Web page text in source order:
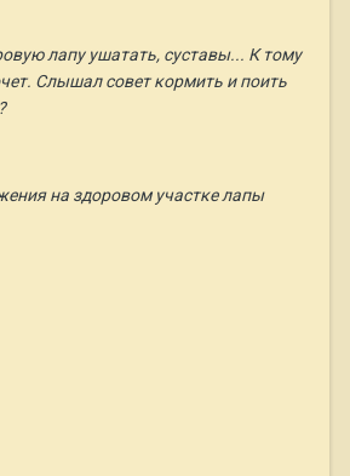
лапу ушатать, суставы... К тому
Слышал совет кормить и поить
на здоровом участке лапы